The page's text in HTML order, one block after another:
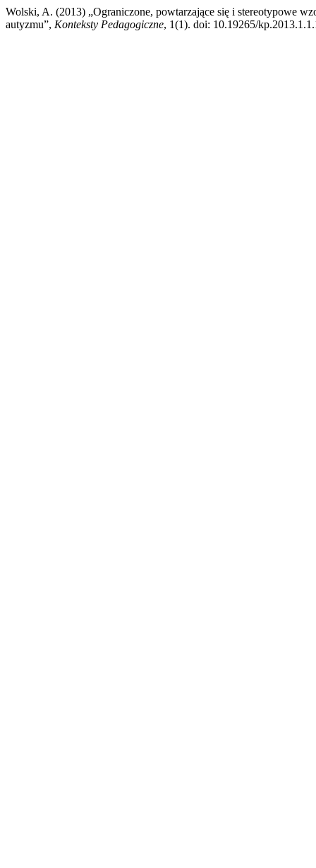
Wolski, A. (2013) „Ograniczone, powtarzające się i stereotypowe
autyzmu”, Konteksty Pedagogiczne, 1(1). doi: 10.19265/